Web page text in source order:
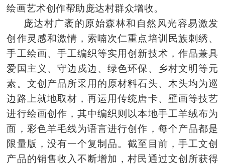
绘画艺术创作帮助庞达村群众增收。
庞达村广袤的原始森林和自然风光容易激发
创作灵感和激情，索喃次仁重点培训民族刺绣、
手工绘画、手工编织等实用创新技术，作品兼具
爱国主义、守边戍边、绿色环保、乡村文明等元
素。文创产品所采用的原材料石头、木头均为巡
边路上就地取材，再运用传统唐卡、壁画等技艺
进行绘画创作，其中编织则以本地手工羊绒布为
面，彩色羊毛线为语言进行创作，每个产品都是
限量版，没有一个复制品。截至目前，手工文创
产品的销售收入不断增加，村民通过文创所获得